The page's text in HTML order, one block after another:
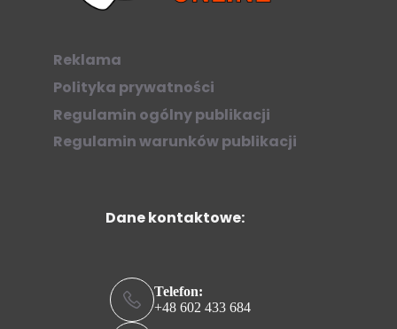
Reklama
Polityka prywatności
Regulamin ogólny publikacji
Regulamin warunków publikacji
Dane kontaktowe:
Telefon:
+48 602 433 684